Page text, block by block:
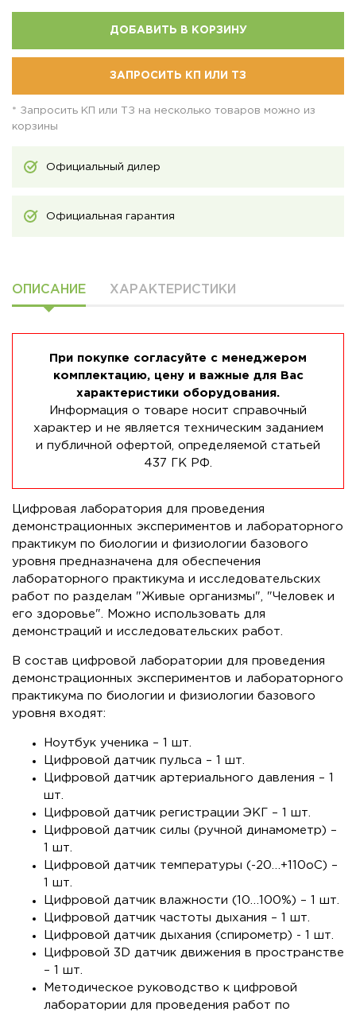
ДОБАВИТЬ В КОРЗИНУ
ЗАПРОСИТЬ КП ИЛИ ТЗ
* Запросить КП или ТЗ на несколько товаров можно из
корзины
Официальный дилер
Официальная гарантия
ОПИСАНИЕ ХАРАКТЕРИСТИКИ
При покупке согласуйте с менеджером
комплектацию, цену и важные для Вас
характеристики оборудования.
Информация о товаре носит справочный
характер и не является техническим заданием
и публичной офертой, определяемой статьей
437 ГК РФ.
Цифровая лаборатория для проведения
демонстрационных экспериментов и лабораторного
практикум по биологии и физиологии базового
уровня предназначена для обеспечения
лабораторного практикума и исследовательских
работ по разделам "Живые организмы", "Человек и
его здоровье". Можно использовать для
демонстраций и исследовательских работ.
В состав цифровой лаборатории для проведения
демонстрационных экспериментов и лабораторного
практикума по биологии и физиологии базового
уровня входят:
Ноутбук ученика – 1 шт.
Цифровой датчик пульса – 1 шт.
Цифровой датчик артериального давления – 1
шт.
Цифровой датчик регистрации ЭКГ – 1 шт.
Цифровой датчик силы (ручной динамометр) –
1 шт.
Цифровой датчик температуры (-20…+110оС) –
1 шт.
Цифровой датчик влажности (10…100%) – 1 шт.
Цифровой датчик частоты дыхания – 1 шт.
Цифровой датчик дыхания (спирометр) - 1 шт.
Цифровой 3D датчик движения в пространстве
– 1 шт.
Методическое руководство к цифровой
лаборатории для проведения работ по